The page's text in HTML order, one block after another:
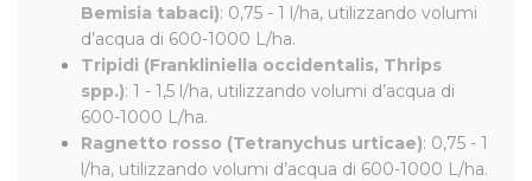
Bemisia tabaci): 0,75 - 1 l/ha, utilizzando volumi
d’acqua di 600-1000 L/ha.
Tripidi (Frankliniella occidentalis, Thrips
spp.): 1 - 1,5 l/ha, utilizzando volumi d’acqua di
600-1000 L/ha.
Ragnetto rosso (Tetranychus urticae): 0,75 - 1
l/ha, utilizzando volumi d’acqua di 600-1000 L/ha.